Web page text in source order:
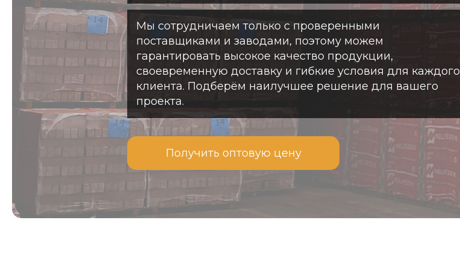
Мы сотрудничаем только с проверенными
поставщиками и заводами, поэтому можем
гарантировать высокое качество продукции,
своевременную доставку и гибкие условия для каждого
клиента. Подберём наилучшее решение для вашего
проекта.
Получить оптовую цену